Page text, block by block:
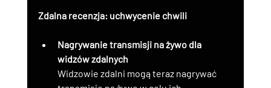
Zdalna recenzja: uchwycenie chwili
Nagrywanie transmisji na żywo dla
widzów zdalnych
Widzowie zdalni mogą teraz nagrywać